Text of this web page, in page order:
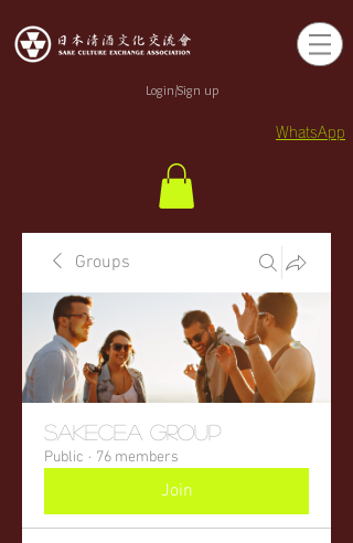
Login/Sign up
WhatsApp
Groups
sakecea Group
Public · 76 members
Join